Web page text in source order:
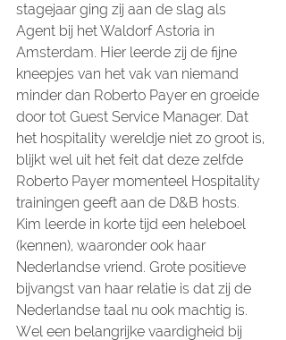
stagejaar ging zij aan de slag als
Agent bij het Waldorf Astoria in
Amsterdam. Hier leerde zij de fijne
kneepjes van het vak van niemand
minder dan Roberto Payer en groeide
door tot Guest Service Manager. Dat
het hospitality wereldje niet zo groot is,
blijkt wel uit het feit dat deze zelfde
Roberto Payer momenteel Hospitality
trainingen geeft aan de D&B hosts.
Kim leerde in korte tijd een heleboel
(kennen), waaronder ook haar
Nederlandse vriend. Grote positieve
bijvangst van haar relatie is dat zij de
Nederlandse taal nu ook machtig is.
Wel een belangrijke vaardigheid bij